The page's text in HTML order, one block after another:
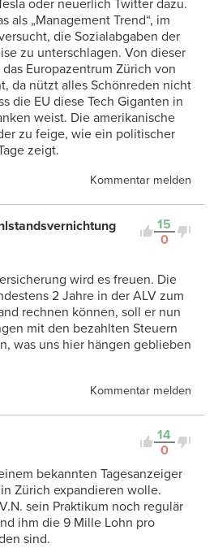
oder neuerlich Twitter dazu.
als „Management Trend“, im
die Sozialabgaben der
zu unterschlagen. Von dieser
Europazentrum Zürich von
da nützt alles Schönreden nicht
die EU diese Tech Giganten in
weist. Die amerikanische
zu feige, wie ein politischer
zeigt.
Kommentar melden
15
0
wird es freuen. Die
2 Jahre in der ALV zum
rechnen können, soll er nun
mit den bezahlten Steuern
was uns hier hängen geblieben
Kommentar melden
14
0
bekannten Tagesanzeiger
Zürich expandieren wolle.
sein Praktikum noch regulär
ihm die 9 Mille Lohn pro
sind.